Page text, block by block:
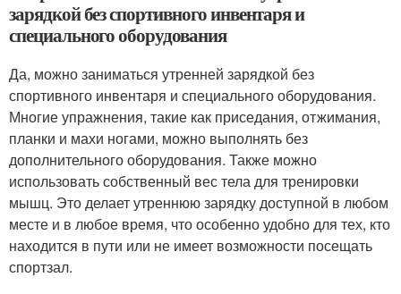
зарядкой без спортивного инвентаря и
специального оборудования
Да, можно заниматься утренней зарядкой без
спортивного инвентаря и специального оборудования.
Многие упражнения, такие как приседания, отжимания,
планки и махи ногами, можно выполнять без
дополнительного оборудования. Также можно
использовать собственный вес тела для тренировки
мышц. Это делает утреннюю зарядку доступной в любом
месте и в любое время, что особенно удобно для тех, кто
находится в пути или не имеет возможности посещать
спортзал.